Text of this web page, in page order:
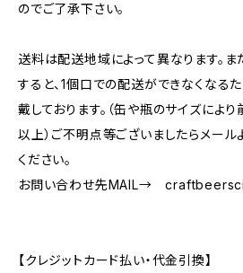
のでご了承下さい。
送料は配送地域によって異なります。
すると、1個口での配送ができなくなる
戴しております。（缶や瓶のサイズによ
以上）ご不明点等ございましたらメー
ください。
お問い合わせ先MAIL→
【クレジットカード払い・代金引換】